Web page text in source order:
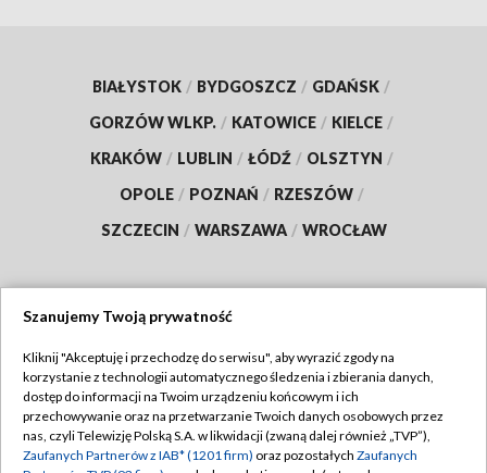
BIAŁYSTOK / BYDGOSZCZ / GDAŃSK /
GORZÓW WLKP. / KATOWICE / KIELCE /
KRAKÓW / LUBLIN / ŁÓDŹ / OLSZTYN /
OPOLE / POZNAŃ / RZESZÓW /
SZCZECIN / WARSZAWA / WROCŁAW
TVP
Abonament TVP
Emisja w TVP
Regulamin TVP
Polityka prywatności
Szanujemy Twoją prywatność
Kliknij "Akceptuję i przechodzę do serwisu", aby wyrazić zgody na
korzystanie z technologii automatycznego śledzenia i zbierania danych,
dostęp do informacji na Twoim urządzeniu końcowym i ich
przechowywanie oraz na przetwarzanie Twoich danych osobowych przez
nas, czyli Telewizję Polską S.A. w likwidacji (zwaną dalej również „TVP”),
Zaufanych Partnerów z IAB* (1201 firm) oraz pozostałych Zaufanych